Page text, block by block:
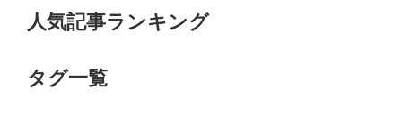
人気記事ランキング
タグ一覧